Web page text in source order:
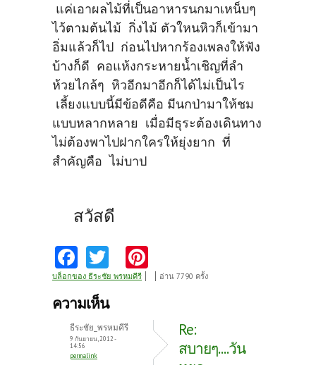
แค่เอาผลไม้ที่เป็นอาหารนกมาเหน็บๆ
ไว้ตามต้นไม้ กิ่งไม้ ตัวใหนหิวก็เข้ามา
อิ่มแล้วก็ไป ก่อนไปหากร้องเพลงให้ฟัง
บ้างก็ดี คอแห้งกระหายน้ำเชิญที่ลำ
ห้วยไกล้ๆ หิวอีกมาอีกก็ได้ไม่เป็นไร
เลี้ยงแบบนี้มีข้อดีคือ มีนกป่ามาให้ชม
แบบหลากหลาย เมื่อมีธุระต้องเดินทาง
ไม่ต้องพาไปฝากใครให้ยุ่งยาก ที่
สำคัญคือ ไม่บาป
สวัสดี
Fa
ce
b
o
o
w
itt
er
nt
es
บล็อกของ ธีระชัย_พรหมคีรี อ่าน 7790 ครั้ง
ความเห็น
ธีระชัย_พรหมคีรี
9 กันยายน, 2012 -
14:56
permalink
Re:
สบายๆ....วัน